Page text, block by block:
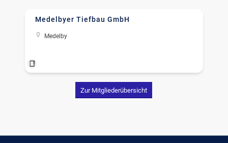
Medelbyer Tiefbau GmbH
Medelby
Zur Mitgliederübersicht